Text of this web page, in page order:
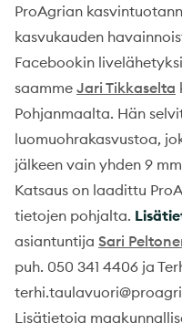
ProAgrian
kasvukauden
Facebookin
saamme Jari Tikkaselta
Pohjanmaalta. Hän
luomuohrakasvustoa,
jälkeen vain yhden 9
Katsaus on laadittu
tietojen pohjalta.
asiantuntija Sari
puh. 050 341 4406 ja
Lisätietoja